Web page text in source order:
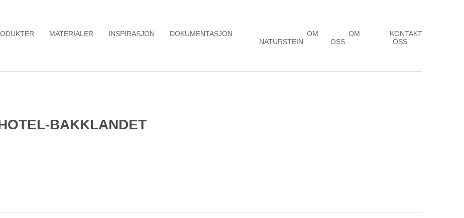
MATERIALER INSPIRASJON DOKUMENTASJON
OM
NATURSTEIN
OM
OSS
KONTAKT
OSS
BAKKLANDET